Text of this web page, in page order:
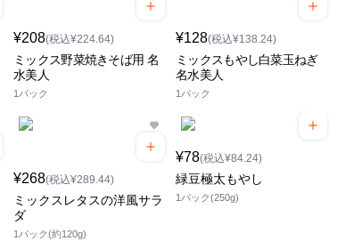
¥208(税込¥224.64)
ミックス野菜焼きそば用 名
水美人
1パック
¥128(税込¥138.24)
ミックスもやし白菜玉ねぎ
名水美人
1パック
¥268(税込¥289.44)
ミックスレタスの洋風サラ
ダ
1パック(約120g)
¥78(税込¥84.24)
緑豆極太もやし
1パック(250g)